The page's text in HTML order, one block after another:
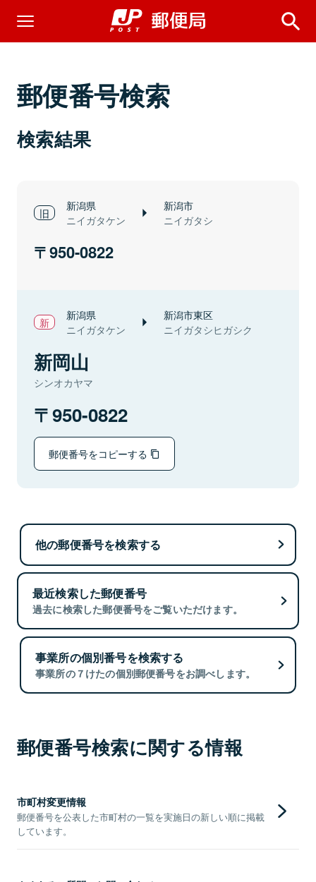
郵便番号検索
検索結果
新潟県
ニイガタケン
新潟市
ニイガタシ
950-0822
新潟県
ニイガタケン
新潟市東区
ニイガタシヒガシク
新岡山
シンオカヤマ
950-0822
郵便番号をコピーする
他の郵便番号を検索する
最近検索した郵便番号
過去に検索した郵便番号をご覧いただけます。
事業所の個別番号を検索する
事業所の７けたの個別郵便番号をお調べします。
郵便番号検索に関する情報
市町村変更情報
郵便番号を公表した市町村の一覧を実施日の新しい順に掲載
しています。